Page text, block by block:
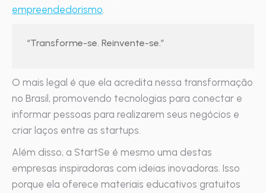
empreendedorismo
“Transforme-se. Reinvente-se.”
O mais legal é que ela acredita nessa transformação
no Brasil, promovendo tecnologias para conectar e
informar pessoas para realizarem seus negócios e
criar laços entre as startups.
Além disso, a StartSe é mesmo uma destas
empresas inspiradoras com ideias inovadoras. Isso
porque ela oferece materiais educativos gratuitos